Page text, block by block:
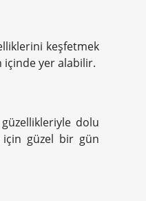
keşfetmek
içinde yer alabilir.
dolu
için güzel bir gün